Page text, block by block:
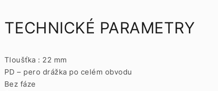
TECHNICKÉ PARAMETRY
Tloušťka : 22 mm
PD – pero drážka po celém obvodu
Bez fáze